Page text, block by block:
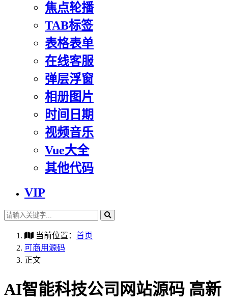
焦点轮播
TAB标签
表格表单
在线客服
弹层浮窗
相册图片
时间日期
视频音乐
Vue大全
其他代码
VIP
当前位置： 首页
可商用源码
正文
AI智能科技公司网站源码 高新